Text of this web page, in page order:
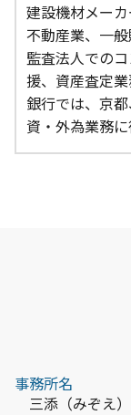
建設機材メー
不動産業、一般
監査法人での
援、資産査定業
銀行では、京
資・外為業務
事務所名
三添（みぞえ